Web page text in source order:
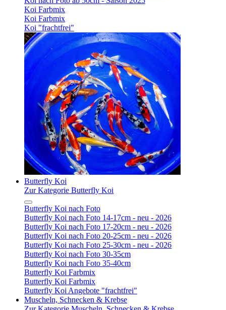
Koi Farbmix
Koi Farbmix
Koi "frachtfrei"
Butterfly Koi
Zur Kategorie Butterfly Koi
Butterfly Koi nach Foto
Butterfly Koi nach Foto 14-17cm - neu - 2026
Butterfly Koi nach Foto 17-20cm - neu - 2026
Butterfly Koi nach Foto 20-25cm - neu - 2026
Butterfly Koi nach Foto 25-30cm - neu - 2026
Butterfly Koi nach Foto 30-35cm
Butterfly Koi nach Foto 35-40cm
Butterfly Koi Farbmix
Butterfly Koi Farbmix
Butterfly Koi Angebote "frachtfrei"
Muscheln, Schnecken & Krebse